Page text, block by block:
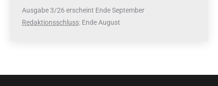
Ausgabe 3/26 erscheint Ende September
Redaktionsschluss: Ende August